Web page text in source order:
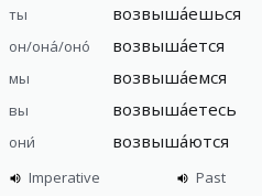
ты возвыша́ешься
он/она́/оно́ возвыша́ется
мы возвыша́емся
вы возвыша́етесь
они́ возвыша́ются
Imperative
Past